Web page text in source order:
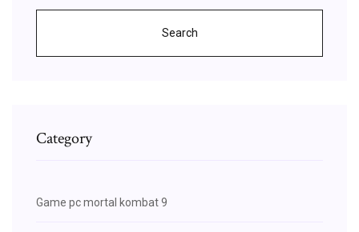
Search
Category
Game pc mortal kombat 9